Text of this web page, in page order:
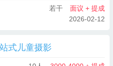
若干
面议 + 提成
2026-02-12
式儿童摄影